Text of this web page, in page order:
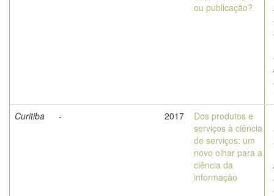
ou publicação?
Curitiba
- 2017
Dos produtos e
serviços à ciência
de serviços: um
novo olhar para a
ciência da
informação